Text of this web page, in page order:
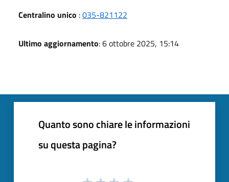
Centralino unico :035-821122
Ultimo aggiornamento: 6 ottobre 2025, 15:14
Quanto sono chiare le informazioni
su questa pagina?